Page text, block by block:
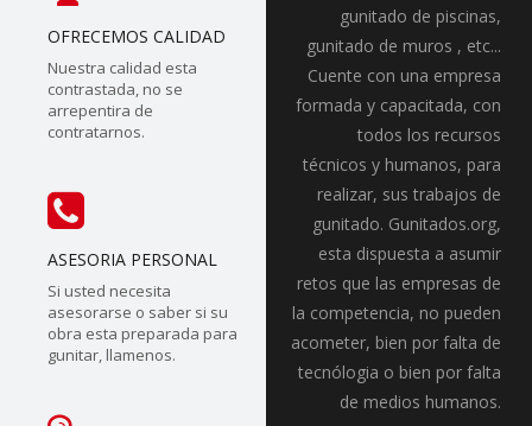
OFRECEMOS CALIDAD
Nuestra calidad esta
contrastada, no se
arrepentira de
contratarnos.
ASESORIA PERSONAL
Si usted necesita
asesorarse o saber si su
obra esta preparada para
gunitar, llamenos.
gunitado de piscinas,
gunitado de muros , etc...
Cuente con una empresa
formada y capacitada, con
todos los recursos
técnicos y humanos, para
realizar, sus trabajos de
gunitado. Gunitados.org,
esta dispuesta a asumir
retos que las empresas de
la competencia, no pueden
acometer, bien por falta de
tecnólogia o bien por falta
de medios humanos.